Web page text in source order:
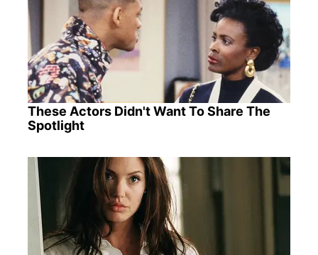
These Actors Didn't Want To Share The
Spotlight